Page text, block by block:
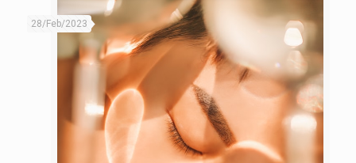
28/Feb/2023